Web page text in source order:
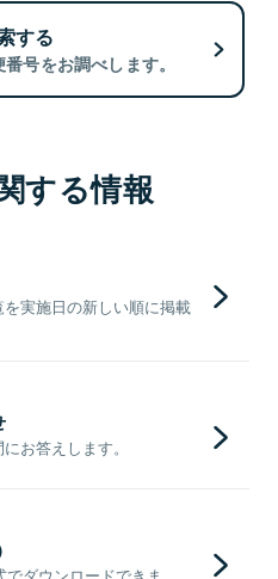
する
号をお調べします。
する情報
実施日の新しい順に掲載
お答えします。